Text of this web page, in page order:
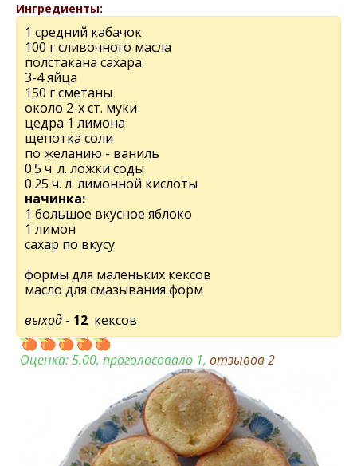
Ингредиенты:
1 средний кабачок
100 г сливочного масла
полстакана сахара
3-4 яйца
150 г сметаны
около 2-х ст. муки
цедра 1 лимона
щепотка соли
по желанию - ваниль
0.5 ч. л. ложки соды
0.25 ч. л. лимонной кислоты
начинка:
1 большое вкусное яблоко
1 лимон
сахар по вкусу
формы для маленьких кексов
масло для смазывания форм
выход - 12 кексов
Оценка:5.00, проголосовало 1, отзывов 2